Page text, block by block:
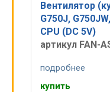
Вентилятор
G750J,
CPU (DC 5V)
артикул FAN-
подробнее
купить